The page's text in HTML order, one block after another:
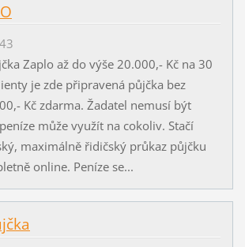
Zaplo až do výše 20.000,- Kč na 30
je zde připravená půjčka bez
Kč zdarma. Žadatel nemusí být
může využít na cokoliv. Stačí
maximálně řidičský průkaz půjčku
online. Peníze se...